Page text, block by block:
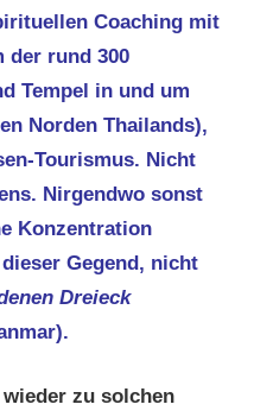
Coaching mit
der rund 300
Tempel in und um
Norden Thailands),
Tourismus. Nicht
Nirgendwo sonst
Konzentration
Gegend, nicht
Dreieck
zu solchen